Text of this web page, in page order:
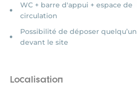
WC + barre d'appui + espace de
circulation
Possibilité de déposer quelqu’un
devant le site
Localisation